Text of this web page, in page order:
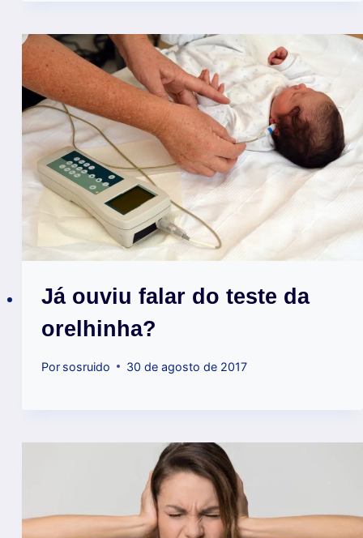
Já ouviu falar do teste da
orelhinha?
Por sosruido 30 de agosto de 2017